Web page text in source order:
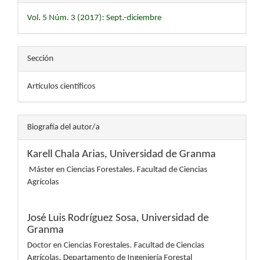
Vol. 5 Núm. 3 (2017): Sept.-diciembre
Sección
Artículos científicos
Biografía del autor/a
Karell Chala Arias, Universidad de Granma
Máster en Ciencias Forestales. Facultad de Ciencias
Agrícolas
José Luis Rodríguez Sosa, Universidad de
Granma
Doctor en Ciencias Forestales. Facultad de Ciencias
Agrícolas. Departamento de Ingeniería Forestal